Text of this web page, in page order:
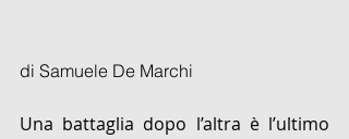
di Samuele De Marchi
Una battaglia dopo l’altra è l’ultimo